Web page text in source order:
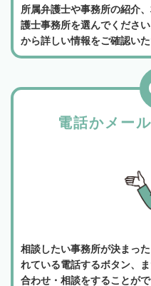
所属弁護士や事務所の紹介
護士事務所を選んでくださ
から詳しい情報をご確認いた
電話かメー
相談したい事務所が決まっ
れている電話するボタン、
合わせ・相談をすることがで